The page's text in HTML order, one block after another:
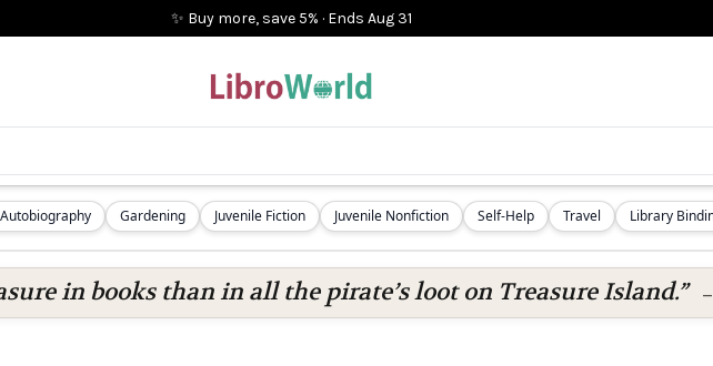
✨ Buy more, save 5% · Ends Aug 31
Gardening Juvenile Fiction Juvenile Nonfiction Self-Help Travel Library
in books than in all the pirate’s loot on Treasure Island.” —